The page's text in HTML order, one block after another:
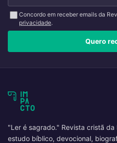
Concordo em receber emails da
privacidade.
Quero
"Ler é sagrado." Revista cristã
estudo bíblico, devocional,